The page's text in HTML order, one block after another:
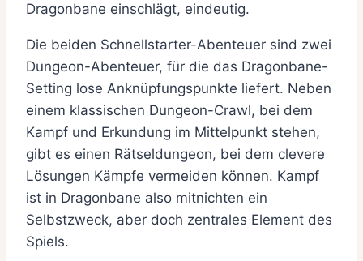
Dragonbane einschlägt, eindeutig.
Die beiden Schnellstarter-Abenteuer sind zwei
Dungeon-Abenteuer, für die das Dragonbane-
Setting lose Anknüpfungspunkte liefert. Neben
einem klassischen Dungeon-Crawl, bei dem
Kampf und Erkundung im Mittelpunkt stehen,
gibt es einen Rätseldungeon, bei dem clevere
Lösungen Kämpfe vermeiden können. Kampf
ist in Dragonbane also mitnichten ein
Selbstzweck, aber doch zentrales Element des
Spiels.